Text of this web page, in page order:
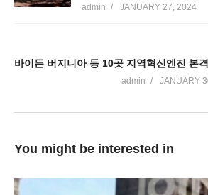
admin JANUARY 27, 2024
admin JANUARY
You might be interested in